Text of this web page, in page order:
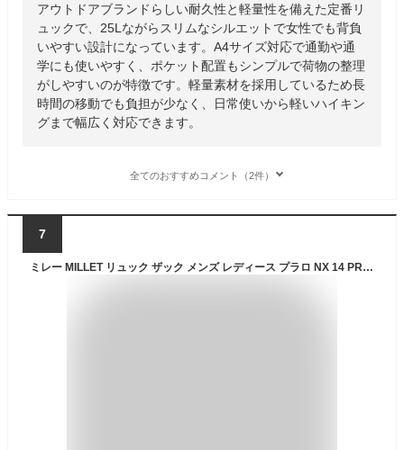
アウトドアブランドらしい耐久性と軽量性を備えた定番リ
ュックで、25Lながらスリムなシルエットで女性でも背負
いやすい設計になっています。A4サイズ対応で通勤や通
学にも使いやすく、ポケット配置もシンプルで荷物の整理
がしやすいのが特徴です。軽量素材を採用しているため長
時間の移動でも負担が少なく、日常使いから軽いハイキン
グまで幅広く対応できます。
全てのおすすめコメント（2件）
7
ミレー MILLET リュック ザック メンズ レディース プラロ NX 14 PRALO NX 14L MIS0762 2025SS bpk【鞄】2503trip